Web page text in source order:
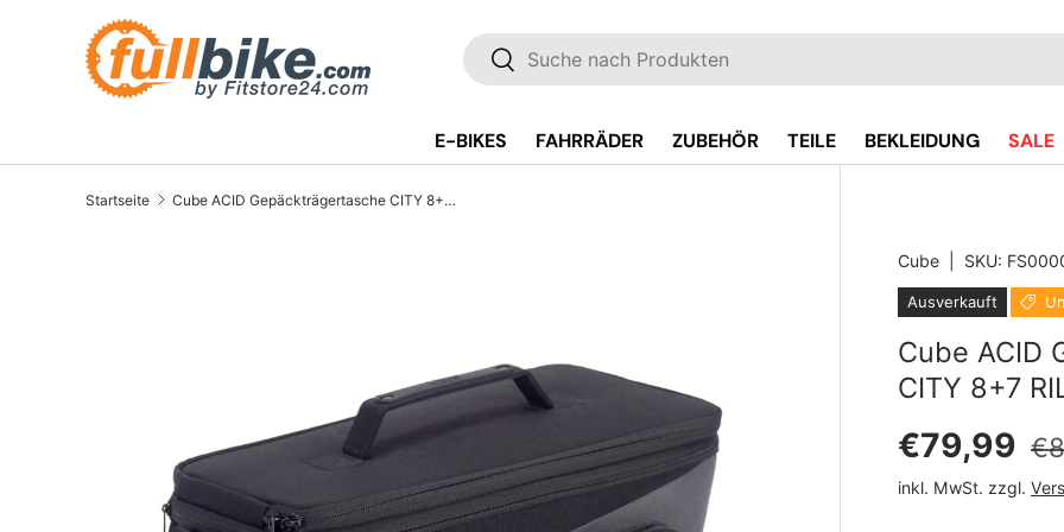
Direkt zum Inhalt SUCHEN
Suchen
E-BIKES FAHRRÄDER ZUBEHÖR TEILE BEKLEIDUNG SALE
Startseite Cube ACID Gepäckträgertasche CITY 8+7 RILink black
Cube SKU:
Ausverkauft
Cube ACID
CITY 8+7
€79,99
inkl. MwSt. zzgl.